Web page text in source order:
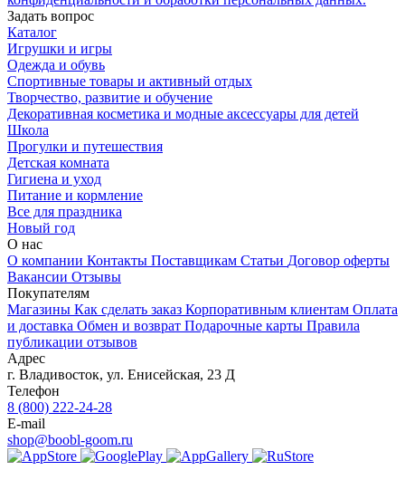
Задать вопрос
Каталог
Игрушки и игры
Одежда и обувь
Спортивные товары и активный отдых
Творчество, развитие и обучение
Декоративная косметика и модные аксессуары для детей
Школа
Прогулки и путешествия
Детская комната
Гигиена и уход
Питание и кормление
Все для праздника
Новый год
О нас
О компании Контакты Поставщикам Статьи Договор оферты
Вакансии Отзывы
Покупателям
Магазины Как сделать заказ Корпоративным клиентам Оплата
и доставка Обмен и возврат Подарочные карты Правила
публикации отзывов
Адрес
г. Владивосток, ул. Енисейская, 23 Д
Телефон
8 (800) 222-24-28
E-mail
shop@boobl-goom.ru